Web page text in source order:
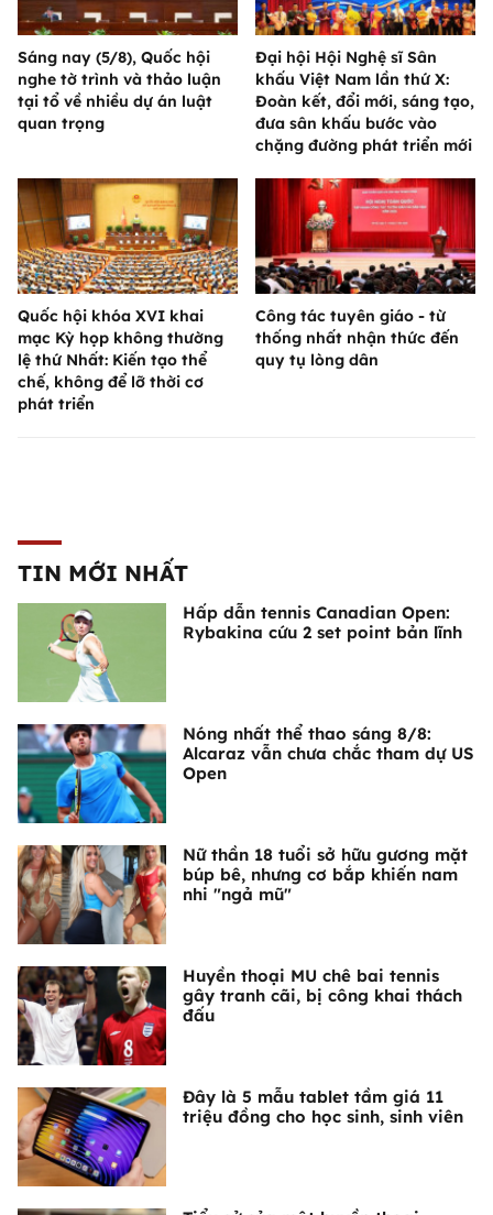
Sáng nay (5/8), Quốc hội
nghe tờ trình và thảo luận
tại tổ về nhiều dự án luật
quan trọng
Đại hội Hội Nghệ sĩ Sân
khấu Việt Nam lần thứ X:
Đoàn kết, đổi mới, sáng tạo,
đưa sân khấu bước vào
chặng đường phát triển mới
Quốc hội khóa XVI khai
mạc Kỳ họp không thường
lệ thứ Nhất: Kiến tạo thể
chế, không để lỡ thời cơ
phát triển
Công tác tuyên giáo - từ
thống nhất nhận thức đến
quy tụ lòng dân
TIN MỚI NHẤT
Hấp dẫn tennis Canadian Open:
Rybakina cứu 2 set point bản lĩnh
Nóng nhất thể thao sáng 8/8:
Alcaraz vẫn chưa chắc tham dự US
Open
Nữ thần 18 tuổi sở hữu gương mặt
búp bê, nhưng cơ bắp khiến nam
nhi "ngả mũ"
Huyền thoại MU chê bai tennis
gây tranh cãi, bị công khai thách
đấu
Đây là 5 mẫu tablet tầm giá 11
triệu đồng cho học sinh, sinh viên